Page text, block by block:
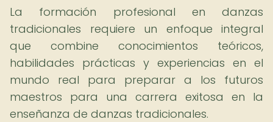
La formación profesional en danzas
tradicionales requiere un enfoque integral
que combine conocimientos teóricos,
habilidades prácticas y experiencias en el
mundo real para preparar a los futuros
maestros para una carrera exitosa en la
enseñanza de danzas tradicionales.